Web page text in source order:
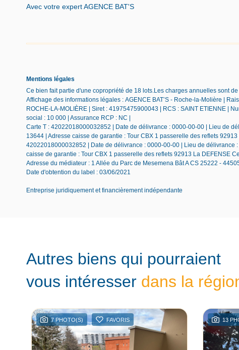
Avec votre expert AGENCE BAT'S
Mentions légales
Ce bien fait partie d'une copropriété de 18 lots.Les charges annuelles sont de
Affichage des informations légales : AGENCE BAT’S - Roche-la-Molière |
ROCHE-LA-MOLIÈRE | Siret : 41975475900043 | RCS : SAINT ETIENNE |
social : 10 000 | Assurance RCP : NC |
Carte T : 42022018000032852 | Date de délivrance : 0000-00-00 | Lieu de
13644 | Adresse caisse de garantie : Tour CBX 1 passerelle des reflets
42022018000032852 | Date de délivrance : 0000-00-00 | Lieu de délivrance
caisse de garantie : Tour CBX 1 passerelle des reflets 92913 La DEFENSE
Adresse du médiateur : 1 Allée du Parc de Mesemena Bât A CS 25222 -
Date d'obtention du label : 03/06/2021
Entreprise juridiquement et financièrement indépendante
Autres biens qui pourraient
vous intéresser dans la
7 PHOTO(S) FAVORIS 13